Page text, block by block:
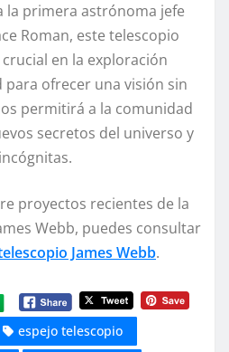
la primera astrónoma jefe
Roman, este telescopio
en la exploración
para ofrecer una visión sin
permitirá a la comunidad
secretos del universo y
proyectos recientes de la
Webb, puedes consultar
James Webb.
espejo telescopio